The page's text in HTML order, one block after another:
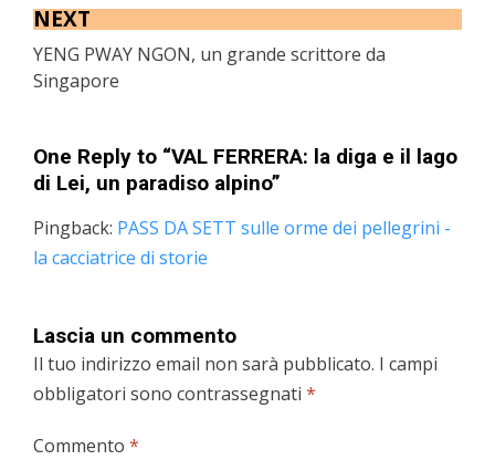
NEXT
YENG PWAY NGON, un grande scrittore da
Singapore
One Reply to “VAL FERRERA: la diga e il lago
di Lei, un paradiso alpino”
Pingback: PASS DA SETT sulle orme dei pellegrini -
la cacciatrice di storie
Lascia un commento
Il tuo indirizzo email non sarà pubblicato. I campi
obbligatori sono contrassegnati *
Commento *